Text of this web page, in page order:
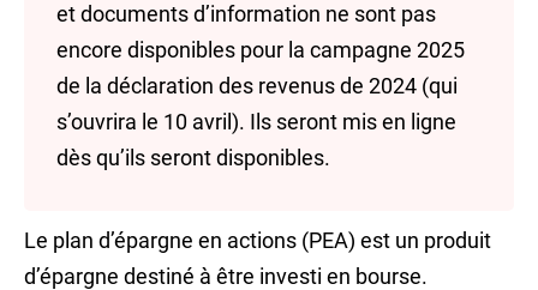
et documents d’information ne sont pas
encore disponibles pour la campagne 2025
de la déclaration des revenus de 2024 (qui
s’ouvrira le 10 avril). Ils seront mis en ligne
dès qu’ils seront disponibles.
Le plan d’épargne en actions (PEA) est un produit
d’épargne destiné à être investi en bourse.